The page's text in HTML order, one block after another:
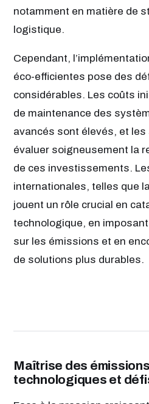
notamment en matière de
logistique.
Cependant,
éco-efficientes pose des
considérables. Les coûts
de maintenance des
avancés sont élevés, et
évaluer soigneusement la
de ces investissements.
internationales, telles que
jouent un rôle crucial en
technologique, en
sur les émissions et en
de solutions plus durables.
Maîtrise des
technologiques et